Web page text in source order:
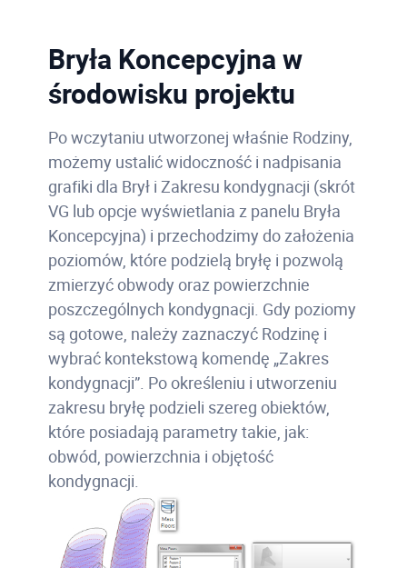
Bryła Koncepcyjna w
środowisku projektu
Po wczytaniu utworzonej właśnie Rodziny,
możemy ustalić widoczność i nadpisania
grafiki dla Brył i Zakresu kondygnacji (skrót
VG lub opcje wyświetlania z panelu Bryła
Koncepcyjna) i przechodzimy do założenia
poziomów, które podzielą bryłę i pozwolą
zmierzyć obwody oraz powierzchnie
poszczególnych kondygnacji. Gdy poziomy
są gotowe, należy zaznaczyć Rodzinę i
wybrać kontekstową komendę „Zakres
kondygnacji”. Po określeniu i utworzeniu
zakresu bryłę podzieli szereg obiektów,
które posiadają parametry takie, jak:
obwód, powierzchnia i objętość
kondygnacji.